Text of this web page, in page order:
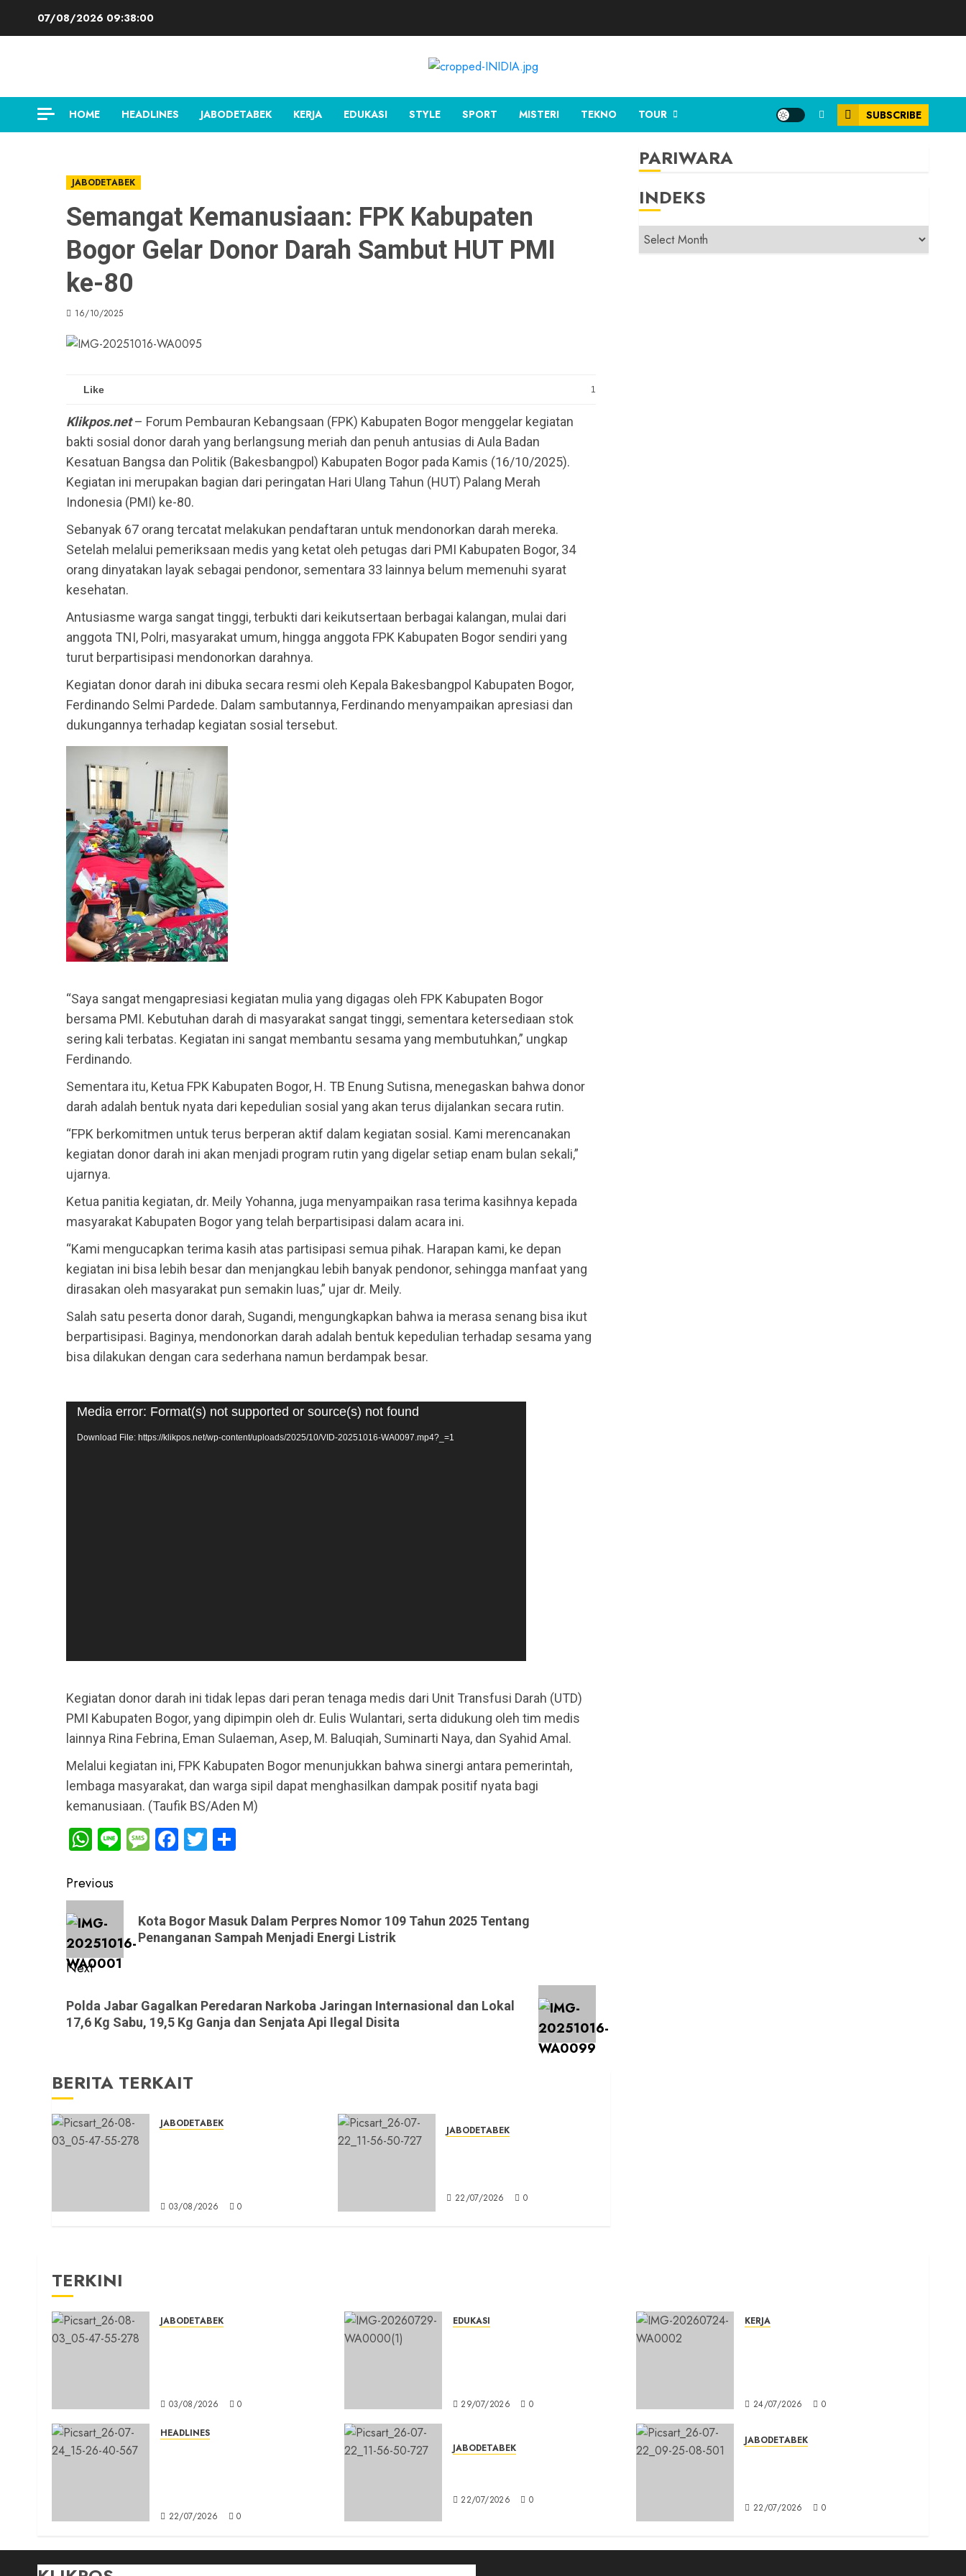
07/08/2026 09:38:00
HOME HEADLINES JABODETABEK KERJA EDUKASI STYLE SPORT MISTERI TEKNO TOUR SUBSCRIBE
JABODETABEK
Semangat Kemanusiaan: FPK Kabupaten
Bogor Gelar Donor Darah Sambut HUT PMI
ke-80
16/10/2025
Like 1
Klikpos.net– Forum Pembauran Kebangsaan (FPK) Kabupaten Bogor menggelar kegiatan
bakti sosial donor darah yang berlangsung meriah dan penuh antusias di Aula Badan
Kesatuan Bangsa dan Politik (Bakesbangpol) Kabupaten Bogor pada Kamis (16/10/2025).
Kegiatan ini merupakan bagian dari peringatan Hari Ulang Tahun (HUT) Palang Merah
Indonesia (PMI) ke-80.
Sebanyak 67 orang tercatat melakukan pendaftaran untuk mendonorkan darah mereka.
Setelah melalui pemeriksaan medis yang ketat oleh petugas dari PMI Kabupaten Bogor, 34
orang dinyatakan layak sebagai pendonor, sementara 33 lainnya belum memenuhi syarat
kesehatan.
Antusiasme warga sangat tinggi, terbukti dari keikutsertaan berbagai kalangan, mulai dari
anggota TNI, Polri, masyarakat umum, hingga anggota FPK Kabupaten Bogor sendiri yang
turut berpartisipasi mendonorkan darahnya.
Kegiatan donor darah ini dibuka secara resmi oleh Kepala Bakesbangpol Kabupaten Bogor,
Ferdinando Selmi Pardede. Dalam sambutannya, Ferdinando menyampaikan apresiasi dan
dukungannya terhadap kegiatan sosial tersebut.
“Saya sangat mengapresiasi kegiatan mulia yang digagas oleh FPK Kabupaten Bogor
bersama PMI. Kebutuhan darah di masyarakat sangat tinggi, sementara ketersediaan stok
sering kali terbatas. Kegiatan ini sangat membantu sesama yang membutuhkan,” ungkap
Ferdinando.
Sementara itu, Ketua FPK Kabupaten Bogor, H. TB Enung Sutisna, menegaskan bahwa donor
darah adalah bentuk nyata dari kepedulian sosial yang akan terus dijalankan secara rutin.
“FPK berkomitmen untuk terus berperan aktif dalam kegiatan sosial. Kami merencanakan
kegiatan donor darah ini akan menjadi program rutin yang digelar setiap enam bulan sekali,”
ujarnya.
Ketua panitia kegiatan, dr. Meily Yohanna, juga menyampaikan rasa terima kasihnya kepada
masyarakat Kabupaten Bogor yang telah berpartisipasi dalam acara ini.
“Kami mengucapkan terima kasih atas partisipasi semua pihak. Harapan kami, ke depan
kegiatan ini bisa lebih besar dan menjangkau lebih banyak pendonor, sehingga manfaat yang
dirasakan oleh masyarakat pun semakin luas,” ujar dr. Meily.
Salah satu peserta donor darah, Sugandi, mengungkapkan bahwa ia merasa senang bisa ikut
berpartisipasi. Baginya, mendonorkan darah adalah bentuk kepedulian terhadap sesama yang
bisa dilakukan dengan cara sederhana namun berdampak besar.
Video
Player
Media error: Format(s) not supported or source(s) not found
Download File: https://klikpos.net/wp-content/uploads/2025/10/VID-20251016-WA0097.mp4?_=1
Kegiatan donor darah ini tidak lepas dari peran tenaga medis dari Unit Transfusi Darah (UTD)
PMI Kabupaten Bogor, yang dipimpin oleh dr. Eulis Wulantari, serta didukung oleh tim medis
lainnya Rina Febrina, Eman Sulaeman, Asep, M. Baluqiah, Suminarti Naya, dan Syahid Amal.
Melalui kegiatan ini, FPK Kabupaten Bogor menunjukkan bahwa sinergi antara pemerintah,
lembaga masyarakat, dan warga sipil dapat menghasilkan dampak positif nyata bagi
kemanusiaan. (Taufik BS/Aden M)
WhatsApp
LineMessage
Facebook
Twitter
Post
navigation
Previous
Previous
post:
Kota Bogor Masuk Dalam Perpres Nomor 109 Tahun 2025 Tentang
Penanganan Sampah Menjadi Energi Listrik
Next
post:
Polda Jabar Gagalkan Peredaran Narkoba Jaringan Internasional dan Lokal
17,6 Kg Sabu, 19,5 Kg Ganja dan Senjata Api Ilegal Disita
BERITA TERKAIT
JABODETABEK
03/08/2026 0
JABODETABEK
22/07/2026 0
PARIWARA
INDEKS
INDEKS
TERKINI
JABODETABEK
03/08/2026 0
EDUKASI
29/07/2026 0
KERJA
24/07/2026 0
HEADLINES
22/07/2026 0
JABODETABEK
22/07/2026 0
JABODETABEK
22/07/2026 0